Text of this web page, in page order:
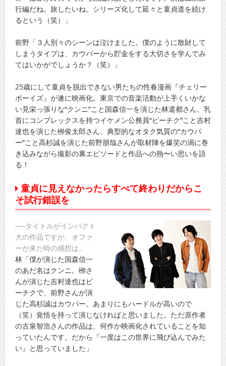
行編だね。旅したいね。シリーズ化して延々と童貞道を続け
るという（笑）」
前野「３人別々のシーンは泣けました。僕のように散財して
しまうタイプは、カウパーから貯金をする大切さを学んでみ
てはいかがでしょうか？（笑）」
25歳にして童貞を脱出できない男たちの性春漫画『チェリー
ボーイズ』が遂に映画化。東京での音楽活動が上手くいかな
い見栄っ張りな“クンニ”こと国森信一を演じた林遣都さん、乳
首にコンプレックスを持つイケメン公務員“ビーチク”こと吉村
達也を演じた栁俊太郎さん、典型的なオタク気質の“カウパ
ー”こと高杉誠を演じた前野朋哉さんが取材陣を爆笑の渦に巻
き込みながら撮影の裏エピソードと作品への熱〜い思いを語
る！
童貞に見えなかったらすべて終わりだからこ
そ試行錯誤を
──タイトルがインパクト
大の作品ですが、オファ
ーが来た時の感想は。
林「僕が演じた国森信一
のあだ名はクンニ。栁さ
んが演じた吉村達也はビ
ーチクで、前野さんが演
じた高杉誠はカウパー。あまりにもハードルが高いので
（笑）覚悟を持って演じなければと思いました。ただ原作者
の古泉智浩さんの作品は、何作か映画化されていることを知
っていたんです。だから『一度はこの世界に飛び込んでみた
い』と思っていました」